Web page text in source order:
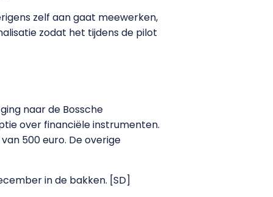
zelf aan gaat meewerken,
zodat het tijdens de pilot
naar de Bossche
over financiële instrumenten.
500 euro. De overige
in de bakken. [SD]